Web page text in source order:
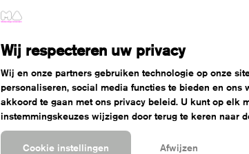
Je krijgt altijd per email een bevestiging
of latere mails, niet ontvangen? Check
opneemt. Nog steeds geen mail
vragen? Neem dan contact op met het
manieren:
Wij respecteren uw privacy
Wij en onze partners gebruiken technologie op onze
personaliseren, social media functies te bieden en
akkoord te gaan met ons privacy beleid. U kunt op elk
instemmingskeuzes wijzigen door terug te keren naar
Cookie instellingen Afwijzen